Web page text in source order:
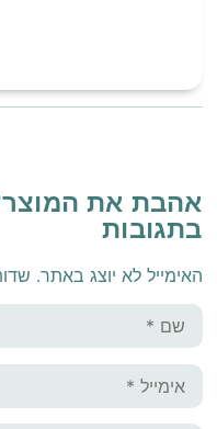
אהבת את
בתגובות
האימייל לא יוצג באתר.